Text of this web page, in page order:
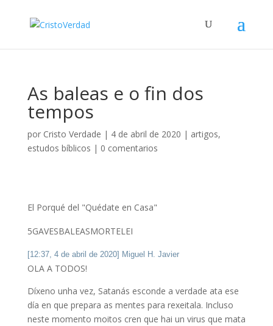
As baleas e o fin dos
tempos
por Cristo Verdade | 4 de abril de 2020 | artigos,
estudos bíblicos | 0 comentarios
El Porqué del "Quédate en Casa"
5GAVESBALEASMORTELEI
[12:37, 4 de abril de 2020] Miguel H. Javier
OLA A TODOS!
Díxeno unha vez, Satanás esconde a verdade ata ese
día en que prepara as mentes para rexeitala. Incluso
neste momento moitos cren que hai un virus que mata